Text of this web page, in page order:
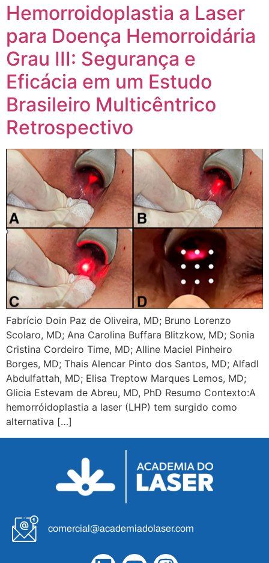
Hemorroido­plastia a Laser
para Doença Hemorroidária
Grau III: Segurança e
Eficácia em um Estudo
Brasileiro Multicêntrico
Retrospectivo
Fabrício Doin Paz de Oliveira, MD; Bruno Lorenzo
Scolaro, MD; Ana Carolina Buffara Blitzkow, MD; Sonia
Cristina Cordeiro Time, MD; Alline Maciel Pinheiro
Borges, MD; Thais Alencar Pinto dos Santos, MD; Alfadl
Abdulfattah, MD; Elisa Treptow Marques Lemos, MD;
Glicia Estevam de Abreu, MD, PhD Resumo Contexto:A
hemorróidoplastia a laser (LHP) tem surgido como
alternativa […]
comercial@academiadolaser.com